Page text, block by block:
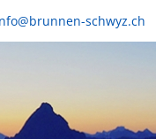
schwyz.ch